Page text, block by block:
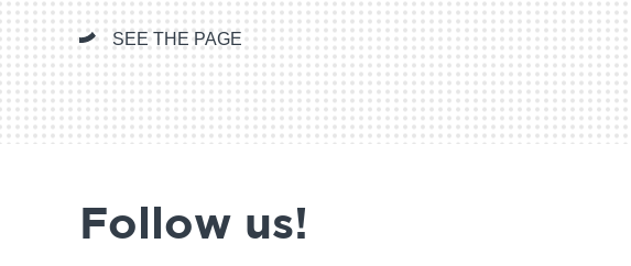
SEE THE PAGE
Follow us!